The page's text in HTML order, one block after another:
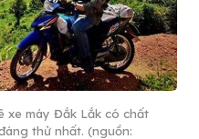
xe máy Đắk Lắk có chất
thử nhất. (nguồn: